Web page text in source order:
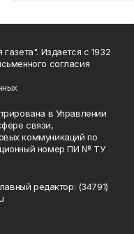
Издается с 1932
согласия
в Управлении
связи,
коммуникаций по
номер ПИ № ТУ
редактор: (34791)